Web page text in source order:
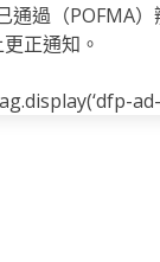
過（POFMA
正通知。
ad-